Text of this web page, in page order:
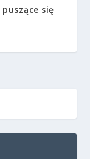
się